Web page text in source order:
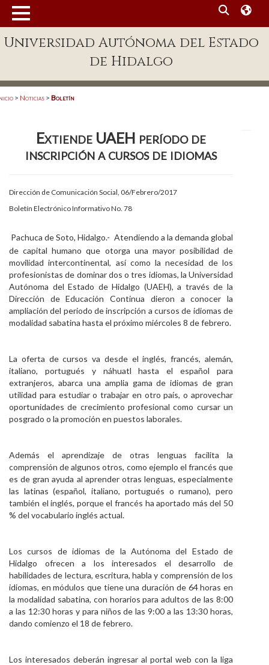
Enlaces
Patronato
Publicaciones en línea
Acreditación Internacional
Alumnado
Aspirantes
Personal
Alumni
Universidad Autónoma del Estado
de Hidalgo
> Noticias > Boletín
Extiende UAEH período de
inscripción a cursos de idiomas
Dirección de Comunicación Social, 06/Febrero/2017
Boletín Electrónico Informativo No. 78
Pachuca de Soto, Hidalgo.- Atendiendo a la demanda global
de capital humano que otorga una mayor posibilidad de
movilidad intercontinental, así como la necesidad de los
profesionistas de dominar dos o tres idiomas, la Universidad
Autónoma del Estado de Hidalgo (UAEH), a través de la
Dirección de Educación Continua dieron a conocer la
ampliación del periodo de inscripción a cursos de idiomas de
modalidad sabatina hasta el próximo miércoles 8 de febrero.
La oferta de cursos va desde el inglés, francés, alemán,
italiano, portugués y náhuatl hasta el español para
extranjeros, abarca una amplia gama de idiomas de gran
utilidad para estudiar o trabajar en otro país, o aprovechar
oportunidades de crecimiento profesional como cursar un
posgrado o la promoción en puestos laborales.
Además el aprendizaje de otras lenguas facilita la
comprensión de algunos otros, como ejemplo el francés que
es de gran ayuda al aprender otras lenguas, especialmente
las latinas (español, italiano, portugués o rumano), pero
también el inglés, porque el francés ha aportado más del 50
% del vocabulario inglés actual.
Los cursos de idiomas de la Autónoma del Estado de
Hidalgo ofrecen a los interesados el desarrollo de
habilidades de lectura, escritura, habla y comprensión de los
idiomas, en módulos que tiene una duración de 64 horas en
la modalidad sabatina, con horarios para adultos de las 8:00
a las 12:30 horas y para niños de las 9:00 a las 13:30 horas,
dando comienzo el 18 de febrero.
Los interesados deberán ingresar al portal web con la liga